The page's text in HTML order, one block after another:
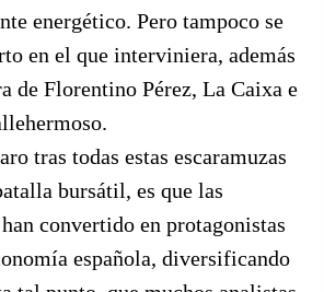
energético. Pero tampoco se
en el que interviniera, además
de Florentino Pérez, La Caixa e
tras todas estas escaramuzas
bursátil, es que las
convertido en protagonistas
española, diversificando